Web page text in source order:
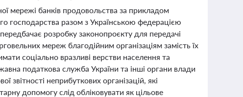
мережі банків продовольства за прикладом
господарства разом з Українською федерацією
розробку законопроєкту для передачі
мереж благодійним організаціям замість їх
соціально вразливі верстви населення та
податкова служба України та інші органи влади
звітності неприбуткових організацій, які
допомогу слід обліковувати як цільове